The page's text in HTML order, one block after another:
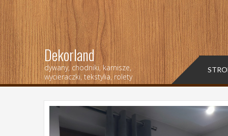
Dekorland
dywany, chodniki, karnisze,
wycieraczki, tekstylia, rolety